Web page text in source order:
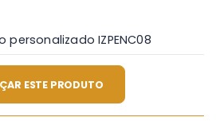
personalizado IZPENC08
ESTE PRODUTO